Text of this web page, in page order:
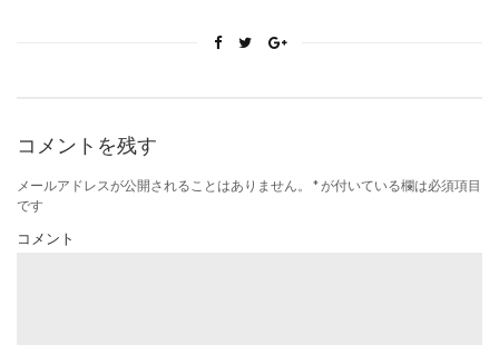
コメントを残す
メールアドレスが公開されることはありません。 *が付いている欄は必須項目
です
コメント